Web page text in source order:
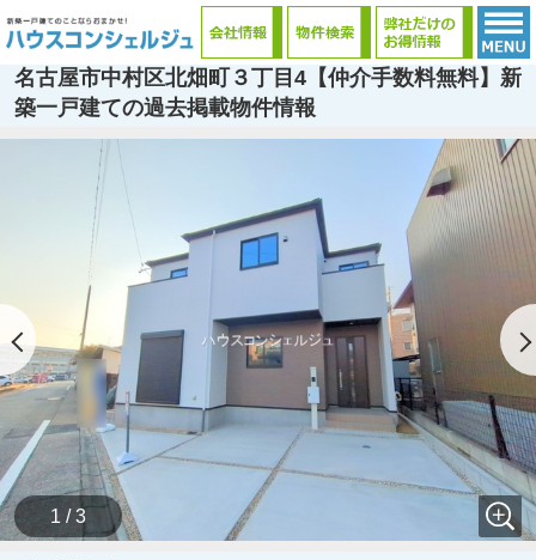
名古屋市中村区北畑町３丁目4【仲介手数料無料】新
築一戸建ての過去掲載物件情報
1 / 3